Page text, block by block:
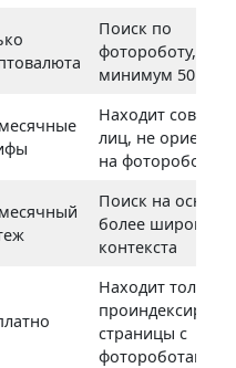
Поиск по
фотороботу, но
минимум 50
Находит
лиц, не
на фотороботы
Поиск на основе
более широкого
контекста
Находит только
страницы с
фотороботами